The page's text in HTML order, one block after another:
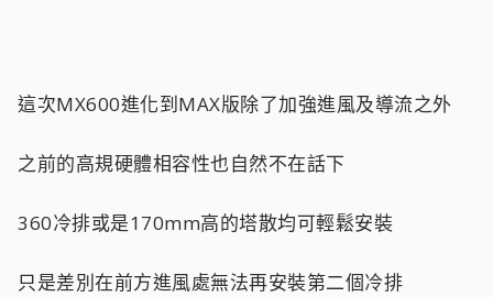
這次MX600進化到MAX版除了加強進風及導流之外
之前的高規硬體相容性也自然不在話下
360冷排或是170mm高的塔散均可輕鬆安裝
只是差別在前方進風處無法再安裝第二個冷排